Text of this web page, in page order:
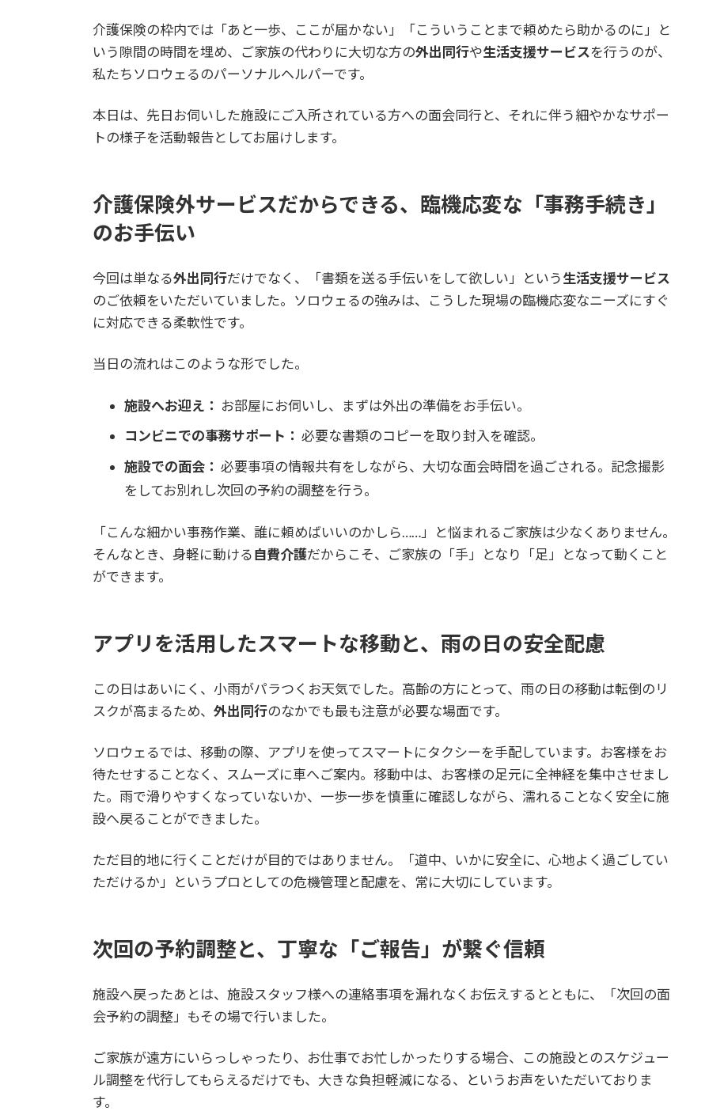
介護保険の枠内では「あと一歩、ここが届かない」「こういうことまで頼めたら助かるのに」と
いう隙間の時間を埋め、ご家族の代わりに大切な方の外出同行や生活支援サービスを行うのが、
私たちソロウェるのパーソナルヘルパーです。
本日は、先日お伺いした施設にご入所されている方への面会同行と、それに伴う細やかなサポー
トの様子を活動報告としてお届けします。
介護保険外サービスだからできる、臨機応変な「事務手続き」
のお手伝い
今回は単なる外出同行だけでなく、「書類を送る手伝いをして欲しい」という生活支援サービス
のご依頼をいただいていました。ソロウェるの強みは、こうした現場の臨機応変なニーズにすぐ
に対応できる柔軟性です。
当日の流れはこのような形でした。
施設へお迎え： お部屋にお伺いし、まずは外出の準備をお手伝い。
コンビニでの事務サポート： 必要な書類のコピーを取り封入を確認。
施設での面会： 必要事項の情報共有をしながら、大切な面会時間を過ごされる。記念撮影
をしてお別れし次回の予約の調整を行う。
「こんな細かい事務作業、誰に頼めばいいのかしら……」と悩まれるご家族は少なくありません。
そんなとき、身軽に動ける自費介護だからこそ、ご家族の「手」となり「足」となって動くこと
ができます。
アプリを活用したスマートな移動と、雨の日の安全配慮
この日はあいにく、小雨がパラつくお天気でした。高齢の方にとって、雨の日の移動は転倒のリ
スクが高まるため、 外出同行のなかでも最も注意が必要な場面です。
ソロウェるでは、移動の際、アプリを使ってスマートにタクシーを手配しています。お客様をお
待たせすることなく、スムーズに車へご案内。移動中は、お客様の足元に全神経を集中させまし
た。雨で滑りやすくなっていないか、一歩一歩を慎重に確認しながら、濡れることなく安全に施
設へ戻ることができました。
ただ目的地に行くことだけが目的ではありません。「道中、いかに安全に、心地よく過ごしてい
ただけるか」というプロとしての危機管理と配慮を、常に大切にしています。
次回の予約調整と、丁寧な「ご報告」が繋ぐ信頼
施設へ戻ったあとは、施設スタッフ様への連絡事項を漏れなくお伝えするとともに、「次回の面
会予約の調整」もその場で行いました。
ご家族が遠方にいらっしゃったり、お仕事でお忙しかったりする場合、この施設とのスケジュー
ル調整を代行してもらえるだけでも、大きな負担軽減になる、というお声をいただいておりま
す。